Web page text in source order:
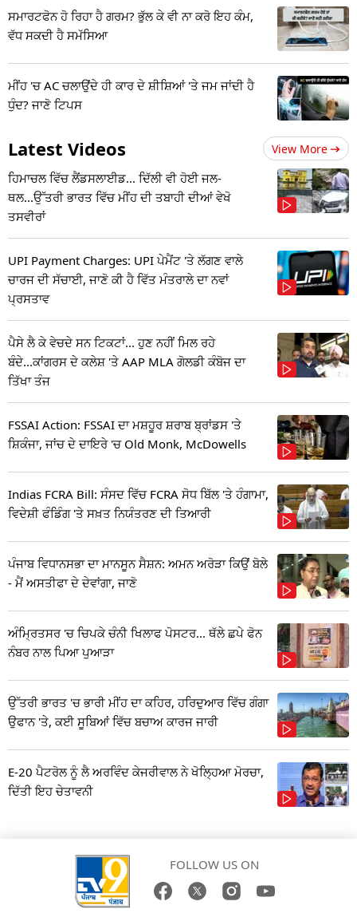
ਸਮਾਰਟਫੋਨ ਹੋ ਰਿਹਾ ਹੈ ਗਰਮ? ਭੁੱਲ ਕੇ ਵੀ ਨਾ ਕਰੋ ਇਹ ਕੰਮ,
ਵੱਧ ਸਕਦੀ ਹੈ ਸਮੱਸਿਆ
ਮੀਂਹ 'ਚ AC ਚਲਾਉਂਦੇ ਹੀ ਕਾਰ ਦੇ ਸ਼ੀਸ਼ਿਆਂ 'ਤੇ ਜਮ ਜਾਂਦੀ ਹੈ
ਧੁੰਦ? ਜਾਣੋ ਟਿਪਸ
Latest Videos View More
ਹਿਮਾਚਲ ਵਿੱਚ ਲੈਂਡਸਲਾਈਡ... ਦਿੱਲੀ ਵੀ ਹੋਈ ਜਲ-
ਥਲ...ਉੱਤਰੀ ਭਾਰਤ ਵਿੱਚ ਮੀਂਹ ਦੀ ਤਬਾਹੀ ਦੀਆਂ ਵੇਖੋ
ਤਸਵੀਰਾਂ
UPI Payment Charges: UPI ਪੇਮੈਂਟ 'ਤੇ ਲੱਗਣ ਵਾਲੇ
ਚਾਰਜ ਦੀ ਸੱਚਾਈ, ਜਾਣੋ ਕੀ ਹੈ ਵਿੱਤ ਮੰਤਰਾਲੇ ਦਾ ਨਵਾਂ
ਪ੍ਰਸਤਾਵ
ਪੈਸੇ ਲੈ ਕੇ ਵੇਚਦੇ ਸਨ ਟਿਕਟਾਂ... ਹੁਣ ਨਹੀਂ ਮਿਲ ਰਹੇ
ਬੰਦੇ...ਕਾਂਗਰਸ ਦੇ ਕਲੇਸ਼ 'ਤੇ AAP MLA ਗੋਲਡੀ ਕੰਬੋਜ ਦਾ
ਤਿੱਖਾ ਤੰਜ
FSSAI Action: FSSAI ਦਾ ਮਸ਼ਹੂਰ ਸ਼ਰਾਬ ਬ੍ਰਾਂਡਸ 'ਤੇ
ਸ਼ਿਕੰਜਾ, ਜਾਂਚ ਦੇ ਦਾਇਰੇ 'ਚ Old Monk, McDowells
Indias FCRA Bill: ਸੰਸਦ ਵਿੱਚ FCRA ਸੋਧ ਬਿੱਲ 'ਤੇ ਹੰਗਾਮਾ,
ਵਿਦੇਸ਼ੀ ਫੰਡਿੰਗ 'ਤੇ ਸਖ਼ਤ ਨਿਯੰਤਰਣ ਦੀ ਤਿਆਰੀ
ਪੰਜਾਬ ਵਿਧਾਨਸਭਾ ਦਾ ਮਾਨਸੂਨ ਸੈਸ਼ਨ: ਅਮਨ ਅਰੋੜਾ ਕਿਉਂ ਬੋਲੇ
- ਮੈਂ ਅਸਤੀਫਾ ਦੇ ਦੇਵਾਂਗਾ, ਜਾਣੋ
ਅੰਮ੍ਰਿਤਸਰ 'ਚ ਚਿਪਕੇ ਚੰਨੀ ਖਿਲਾਫ ਪੋਸਟਰ... ਥੱਲੇ ਛਪੇ ਫੋਨ
ਨੰਬਰ ਨਾਲ ਪਿਆ ਪੁਆੜਾ
ਉੱਤਰੀ ਭਾਰਤ 'ਚ ਭਾਰੀ ਮੀਂਹ ਦਾ ਕਹਿਰ, ਹਰਿਦੁਆਰ ਵਿੱਚ ਗੰਗਾ
ਉਫਾਨ 'ਤੇ, ਕਈ ਸੂਬਿਆਂ ਵਿੱਚ ਬਚਾਅ ਕਾਰਜ ਜਾਰੀ
E-20 ਪੈਟਰੋਲ ਨੂੰ ਲੈ ਅਰਵਿੰਦ ਕੇਜਰੀਵਾਲ ਨੇ ਖੋਲ੍ਹਿਆ ਮੋਰਚਾ,
ਦਿੱਤੀ ਇਹ ਚੇਤਾਵਨੀ
FOLLOW US ON